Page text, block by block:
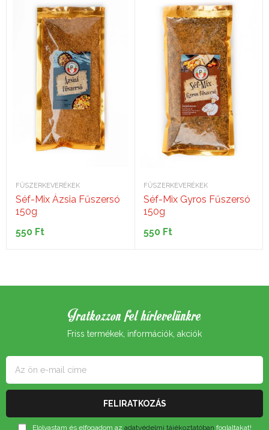
FŰSZERKEVERÉKEK
Séf-Mix Ázsia Fűszersó
150g
550 Ft
FŰSZERKEVERÉKEK
Séf-Mix Gyros Fűszersó
150g
550 Ft
Iratkozzon fel hírlevelünkre
Friss termékek, információk, akciók
Elolvastam és elfogadom az adatvédelmi tájékoztatóban foglaltakat!